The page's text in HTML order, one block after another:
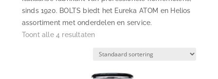
sinds 1920. BOLTS biedt het Eureka ATOM en Helios
assortiment met onderdelen en service.
Toont alle 4 resultaten